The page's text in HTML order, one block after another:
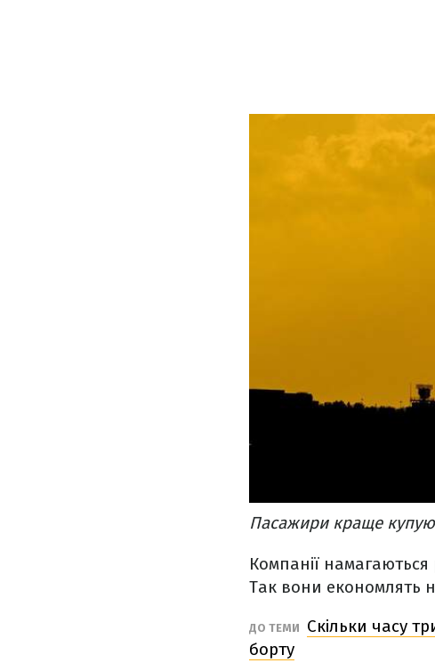
Пасажири краще
Компанії намагаються
Так вони економлять
ДО ТЕМИ
Скільки часу
борту